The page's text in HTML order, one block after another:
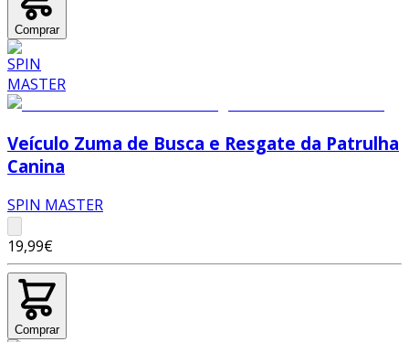
Comprar
Veículo Zuma de Busca e Resgate da Patrulha
Canina
SPIN MASTER
19,99€
Comprar